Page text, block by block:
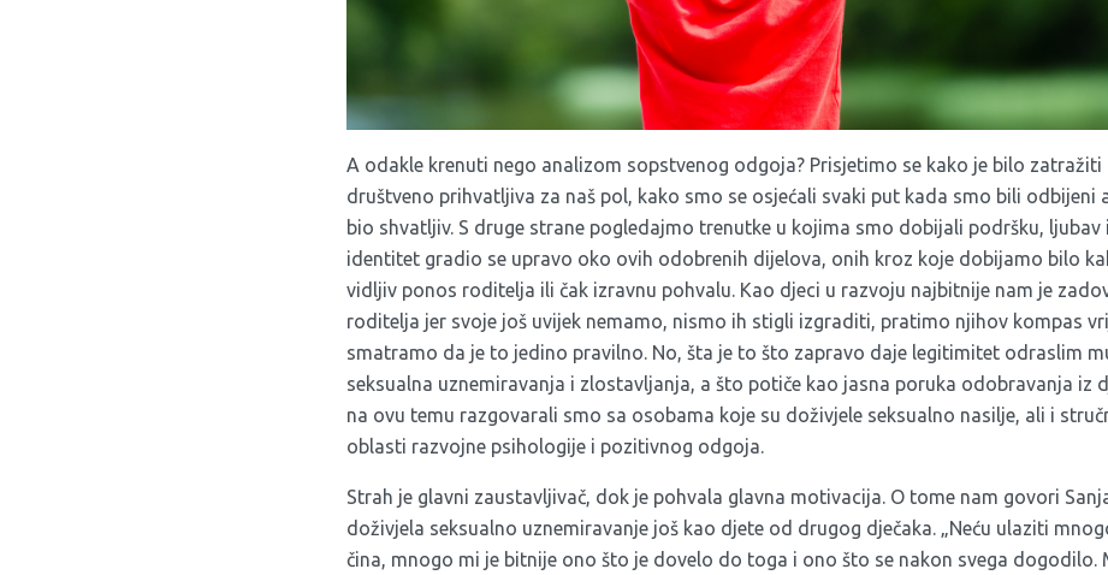
A odakle krenuti nego analizom sopstvenog odgoja? Prisjetimo se kako je bilo zatražiti
društveno prihvatljiva za naš pol, kako smo se osjećali svaki put kada smo bili odbijeni
bio shvatljiv. S druge strane pogledajmo trenutke u kojima smo dobijali podršku, ljubav
identitet gradio se upravo oko ovih odobrenih dijelova, onih kroz koje dobijamo bilo
vidljiv ponos roditelja ili čak izravnu pohvalu. Kao djeci u razvoju najbitnije nam je
roditelja jer svoje još uvijek nemamo, nismo ih stigli izgraditi, pratimo njihov kompas
smatramo da je to jedino pravilno. No, šta je to što zapravo daje legitimitet odraslim
seksualna uznemiravanja i zlostavljanja, a što potiče kao jasna poruka odobravanja iz
na ovu temu razgovarali smo sa osobama koje su doživjele seksualno nasilje, ali i
oblasti razvojne psihologije i pozitivnog odgoja.
Strah je glavni zaustavljivač, dok je pohvala glavna motivacija. O tome nam govori
doživjela seksualno uznemiravanje još kao djete od drugog dječaka. „Neću ulaziti
čina, mnogo mi je bitnije ono što je dovelo do toga i ono što se nakon svega dogodilo.